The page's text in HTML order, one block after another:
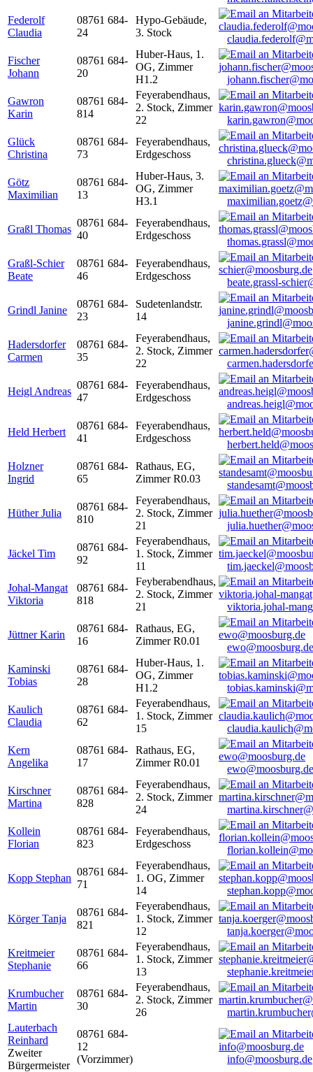
Federolf
Claudia
08761 684-
24
Hypo-Gebäude,
3. Stock
Fischer
Johann
08761 684-
20
Huber-Haus, 1.
OG, Zimmer
H1.2
Gawron
Karin
08761 684-
814
Feyerabendhaus,
2. Stock, Zimmer
22
Glück
Christina
08761 684-
73
Feyerabendhaus,
Erdgeschoss
Götz
Maximilian
08761 684-
13
Huber-Haus, 3.
OG, Zimmer
H3.1
Graßl Thomas
08761 684-
40
Feyerabendhaus,
Erdgeschoss
Graßl-Schier
Beate
08761 684-
46
Feyerabendhaus,
Erdgeschoss
beate.grassl-
Grindl Janine
08761 684-
23
Sudetenlandstr.
14
Hadersdorfer
Carmen
08761 684-
35
Feyerabendhaus,
2. Stock, Zimmer
22
Heigl Andreas
08761 684-
47
Feyerabendhaus,
Erdgeschoss
Held Herbert
08761 684-
41
Feyerabendhaus,
Erdgeschoss
Holzner
Ingrid
08761 684-
65
Rathaus, EG,
Zimmer R0.03
Hüther Julia
08761 684-
810
Feyerabendhaus,
2. Stock, Zimmer
21
Jäckel Tim
08761 684-
92
Feyerabendhaus,
1. Stock, Zimmer
11
Johal-Mangat
Viktoria
08761 684-
818
Feyberabendhaus,
2. Stock, Zimmer
21
viktoria.johal-
Jüttner Karin
08761 684-
16
Rathaus, EG,
Zimmer R0.01
ewo@moosburg.de
Kaminski
Tobias
08761 684-
28
Huber-Haus, 1.
OG, Zimmer
H1.2
Kaulich
Claudia
08761 684-
62
Feyerabendhaus,
1. Stock, Zimmer
15
Kern
Angelika
08761 684-
17
Rathaus, EG,
Zimmer R0.01
ewo@moosburg.de
Kirschner
Martina
08761 684-
828
Feyerabendhaus,
2. Stock, Zimmer
24
Kollein
Florian
08761 684-
823
Feyerabendhaus,
Erdgeschoss
Kopp Stephan
08761 684-
71
Feyerabendhaus,
1. OG, Zimmer
14
Körger Tanja
08761 684-
821
Feyerabendhaus,
1. Stock, Zimmer
12
Kreitmeier
Stephanie
08761 684-
66
Feyerabendhaus,
1. Stock, Zimmer
13
Krumbucher
Martin
08761 684-
30
Feyerabendhaus,
2. Stock, Zimmer
26
Lauterbach
Reinhard
Zweiter
Bürgermeister
08761 684-
12
(Vorzimmer)
info@moosburg.de